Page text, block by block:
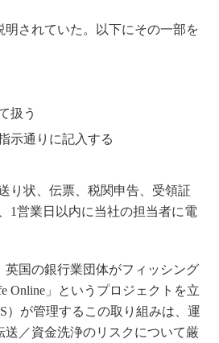
されていた。以下にその一部を
扱う
示通りに記入する
り状、伝票、税関申告、受領証
1営業日以内に当社の担当者に電
国の銀行業団体がフィッシング
Online」というプロジェクトを立
）が管理するこの取り組みは、運
／資金洗浄のリスクについて厳